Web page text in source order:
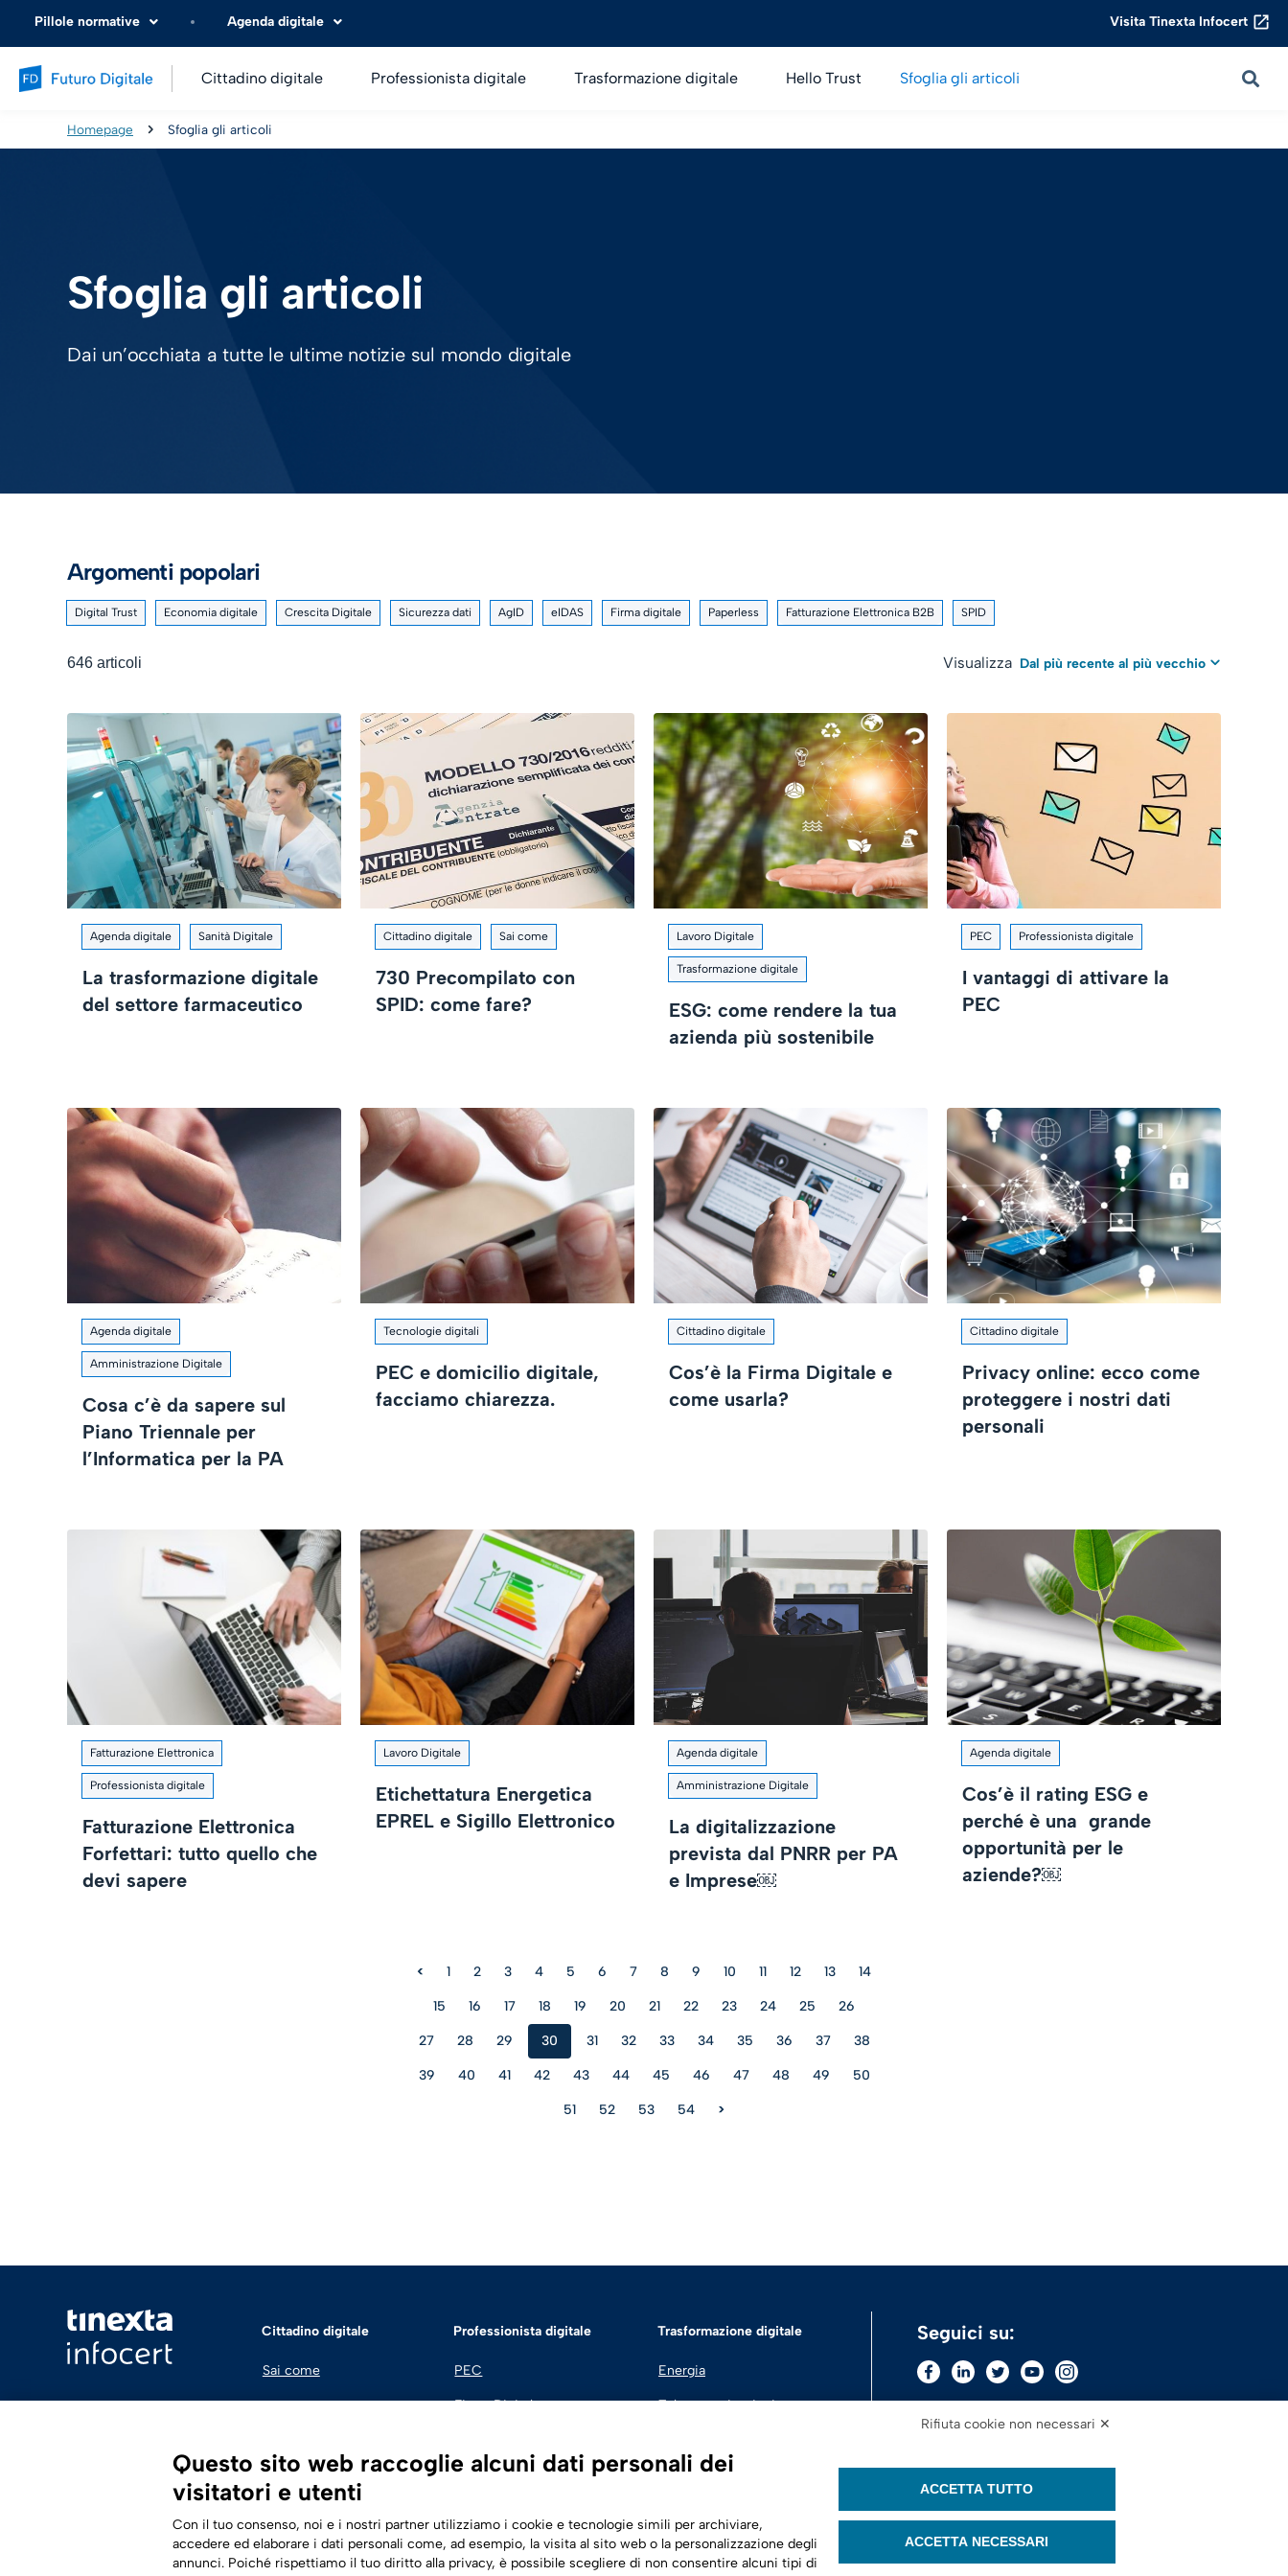
Pillole normative Agenda digitale Visita Tinexta Infocert
Cittadino digitale Professionista digitale Trasformazione digitale Hello Trust Sfoglia gli articoli
Homepage Sfoglia gli articoli
Sfoglia gli articoli
Dai un’occhiata a tutte le ultime notizie sul mondo digitale
Argomenti popolari
Digital Trust Economia digitale Crescita Digitale Sicurezza dati AgID eIDAS Firma digitale Paperless Fatturazione Elettronica B2B SPID
646 articoli Visualizza Dal più recente al più vecchio
Agenda digitale Sanità Digitale
La trasformazione digitale
del settore farmaceutico
Cittadino digitale Sai come
730 Precompilato con
SPID: come fare?
Lavoro Digitale
Trasformazione digitale
ESG: come rendere la tua
azienda più sostenibile
PEC Professionista digitale
I vantaggi di attivare la
PEC
Agenda digitale
Amministrazione Digitale
Cosa c’è da sapere sul
Piano Triennale per
l’Informatica per la PA
Tecnologie digitali
PEC e domicilio digitale,
facciamo chiarezza.
Cittadino digitale
Cos’è la Firma Digitale e
come usarla?
Cittadino digitale
Privacy online: ecco come
proteggere i nostri dati
personali
Fatturazione Elettronica
Professionista digitale
Fatturazione Elettronica
Forfettari: tutto quello che
devi sapere
Lavoro Digitale
Etichettatura Energetica
EPREL e Sigillo Elettronico
Agenda digitale
Amministrazione Digitale
La digitalizzazione
prevista dal PNRR per PA
e Imprese￼
Agenda digitale
Cos’è il rating ESG e
perché è una grande
opportunità per le
aziende?￼
< 1 2 3 4 5 6 7 8 9 10 11 12 13 14
15 16 17 18 19 20 21 22 23 24 25 26
27 28 29 30 31 32 33 34 35 36 37 38
39 40 41 42 43 44 45 46 47 48 49 50
51 52 53 54 >
Cittadino digitale
Sai come
Professionista digitale
PEC
Firma Digitale
SPID | Identità Digitale
Cloud
Trasformazione digitale
Energia
Telecomunicazioni
Seguici su:
Rifiuta cookie non necessari ✕
Questo sito web raccoglie alcuni dati personali dei
visitatori e utenti
Con il tuo consenso, noi e i nostri partner utilizziamo i cookie e tecnologie simili per archiviare,
accedere ed elaborare i dati personali come, ad esempio, la visita al sito web o la personalizzazione degli
annunci. Poiché rispettiamo il tuo diritto alla privacy, è possibile scegliere di non consentire alcuni tipi di
ACCETTA TUTTO
ACCETTA NECESSARI